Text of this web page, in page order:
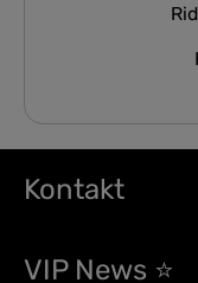
Kontakt
VIP News ⭐